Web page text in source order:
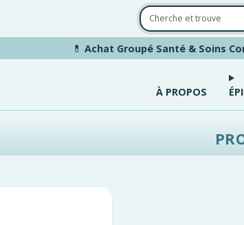
💊 Achat Groupé Santé & Soins
À PROPOS